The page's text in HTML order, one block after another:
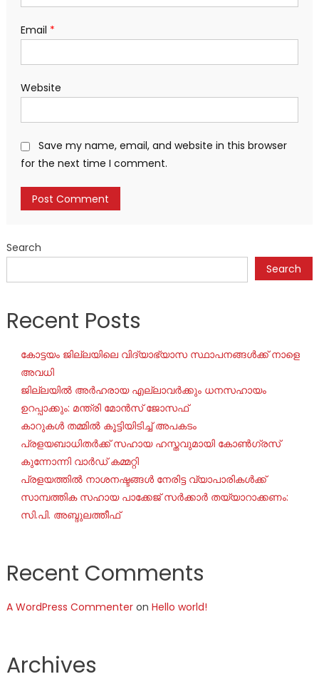
Email *
Website
Save my name, email, and website in this browser
for the next time I comment.
Search
Search
Recent Posts
കോട്ടയം ജില്ലയിലെ വിദ്യാഭ്യാസ സ്ഥാപനങ്ങൾക്ക് നാളെ
അവധി
ജില്ലയില്‍ അര്‍ഹരായ എല്ലാവര്‍ക്കും ധനസഹായം
ഉറപ്പാക്കും: മന്ത്രി മോന്‍സ് ജോസഫ്
കാറുകൾ തമ്മിൽ കൂട്ടിയിടിച്ച് അപകടം
പ്രളയബാധിതർക്ക് സഹായ ഹസ്തവുമായി കോൺഗ്രസ്
കുന്നോന്നി വാർഡ് കമ്മറ്റി
പ്രളയത്തിൽ നാശനഷ്ടങ്ങൾ നേരിട്ട വ്യാപാരികൾക്ക്
സാമ്പത്തിക സഹായ പാക്കേജ് സർക്കാർ തയ്യാറാക്കണം:
സി.പി. അബ്ദുലത്തീഫ്
Recent Comments
A WordPress Commenteron Hello world!
Archives